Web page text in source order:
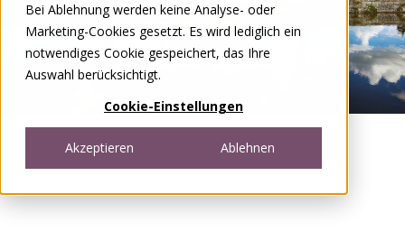
Bei Ablehnung werden keine Analyse- oder
Marketing-Cookies gesetzt. Es wird lediglich ein
notwendiges Cookie gespeichert, das Ihre
Auswahl berücksichtigt.
Cookie-Einstellungen
Akzeptieren Ablehnen